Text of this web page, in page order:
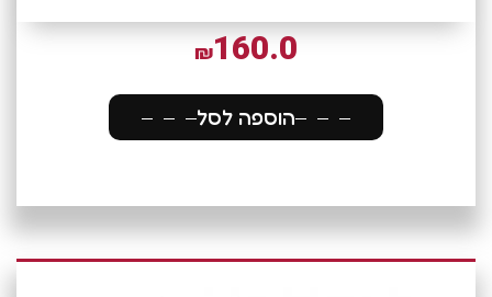
₪160.0
הוספה לסל